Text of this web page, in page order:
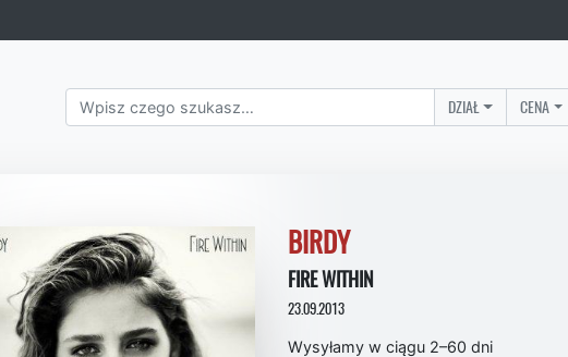
DZIAŁ CENA
BIRDY
FIRE WITHIN
23.09.2013
Wysyłamy w ciągu 2–60 dni